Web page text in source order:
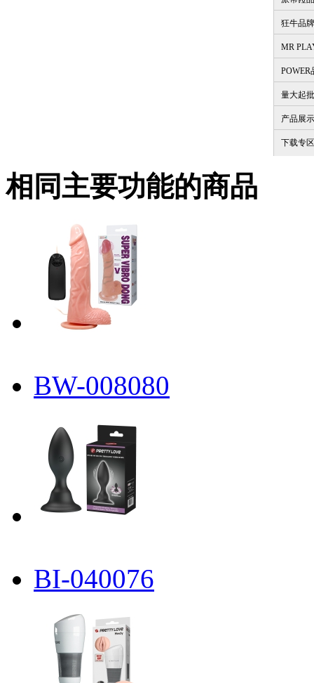
狂牛品牌
MR
POWER
量大起批
产品展
下载专区
相同主要功能的商品
BW-008080
BI-040076